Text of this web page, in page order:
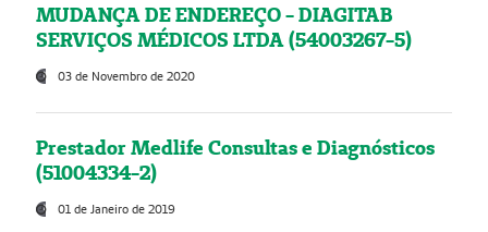
MUDANÇA DE ENDEREÇO - DIAGITAB
SERVIÇOS MÉDICOS LTDA (54003267-5)
03 de Novembro de 2020
Prestador Medlife Consultas e Diagnósticos
(51004334-2)
01 de Janeiro de 2019